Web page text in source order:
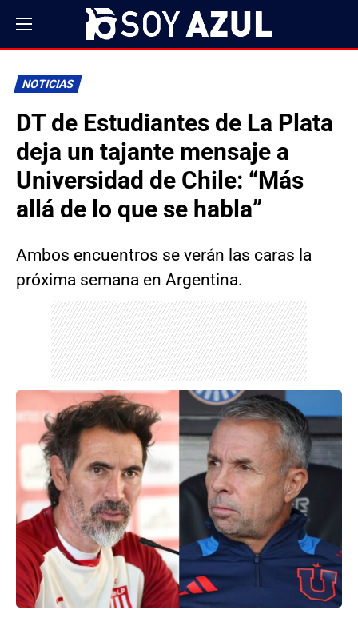
NOTICIAS
DT de Estudiantes de La Plata
deja un tajante mensaje a
Universidad de Chile: “Más
allá de lo que se habla”
Ambos encuentros se verán las caras la
próxima semana en Argentina.